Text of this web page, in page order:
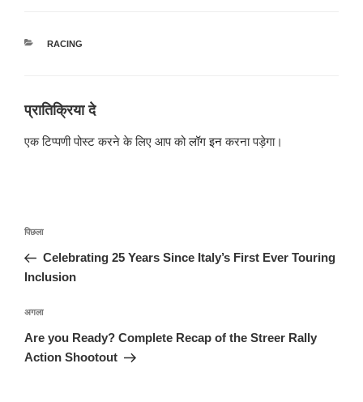
श्रेणियाँ
RACING
प्रातिक्रिया दे
एक टिप्पणी पोस्ट करने के लिए आप कोलॉग इनकरना पड़ेगा।
पोस्ट
पिछला
पोस्ट:
पिछला
Celebrating 25 Years Since Italy’s First Ever Touring
Inclusion
अगली
पोस्ट
अगला
Are you Ready? Complete Recap of the Streer Rally
Action Shootout